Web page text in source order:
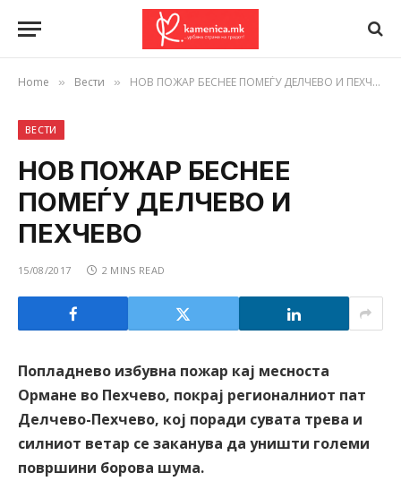
Home » Вести » НОВ ПОЖАР БЕСНЕЕ ПОМЕЃУ ДЕЛЧЕВО И ПЕХЧЕВО
ВЕСТИ
НОВ ПОЖАР БЕСНЕЕ
ПОМЕЃУ ДЕЛЧЕВО И
ПЕХЧЕВО
15/08/2017 2 MINS READ
Попладнево избувна пожар кај месноста
Ормане во Пехчево, покрај регионалниот пат
Делчево-Пехчево, кој поради сувата трева и
силниот ветар се заканува да уништи големи
површини борова шума.